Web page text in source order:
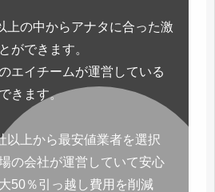
上の中からアナタに合った激
ができます。
エイチームが運営している
きます。
以上から最安値業者を選択
の会社が運営していて安心
50％引っ越し費用を削減